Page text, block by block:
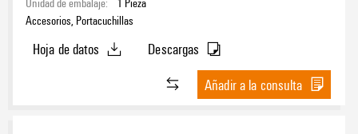
Accesorios, Portacuchillas
Hoja de datos
Descargas
Añadir a la consulta